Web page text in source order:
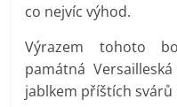
co nejvíc výhod.
Výrazem tohoto
památná
jablkem příštích